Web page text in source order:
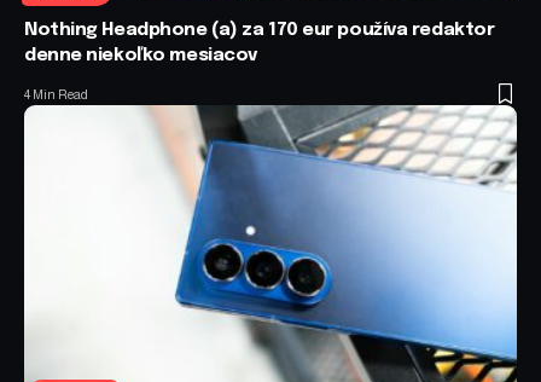
Nothing Headphone (a) za 170 eur používa redaktor
denne niekoľko mesiacov
4 Min Read